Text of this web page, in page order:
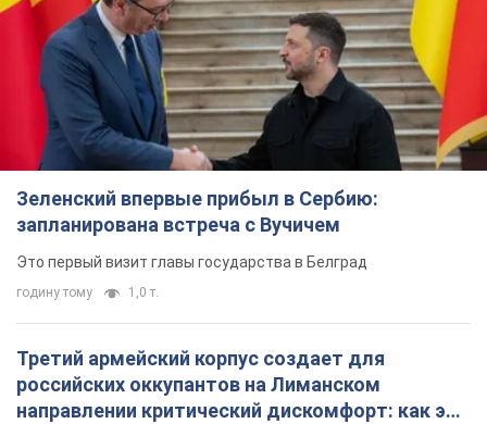
Зеленский впервые прибыл в Сербию:
запланирована встреча с Вучичем
Это первый визит главы государства в Белград
годину тому 1,0 т.
Третий армейский корпус создает для
российских оккупантов на Лиманском
направлении критический дискомфорт: как это